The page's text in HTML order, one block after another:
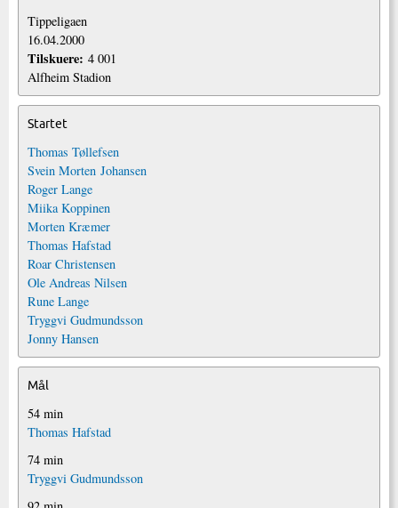
Tippeligaen
16.04.2000
Tilskuere: 4 001
Alfheim Stadion
Startet
Thomas Tøllefsen
Svein Morten Johansen
Roger Lange
Miika Koppinen
Morten Kræmer
Thomas Hafstad
Roar Christensen
Ole Andreas Nilsen
Rune Lange
Tryggvi Gudmundsson
Jonny Hansen
Mål
54 min
Thomas Hafstad
74 min
Tryggvi Gudmundsson